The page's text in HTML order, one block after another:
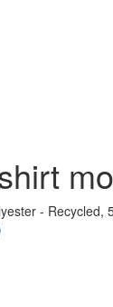
- Recycled,